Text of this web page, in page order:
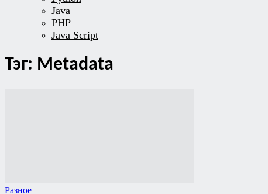
Java
PHP
Java Script
Тэг: Metadata
Разное